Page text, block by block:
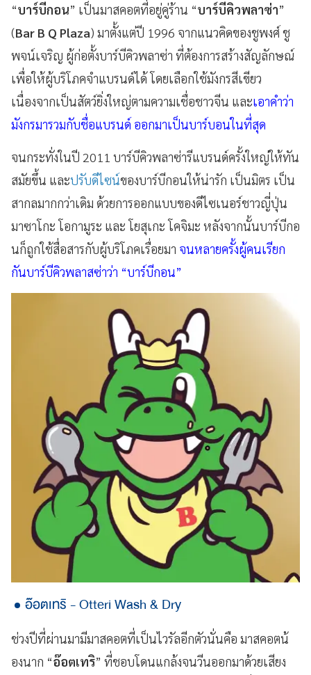
“บาร์บีกอน” เป็นมาสคอตที่อยู่คู่ร้าน “บาร์บีคิวพลาซ่า”
(Bar B Q Plaza) มาตั้งแต่ปี 1996 จากแนวคิดของชูพงศ์ ชู
พจน์เจริญ ผู้ก่อตั้งบาร์บีคิวพลาซ่า ที่ต้องการสร้างสัญลักษณ์
เพื่อให้ผู้บริโภคจำแบรนด์ได้ โดยเลือกใช้มังกรสีเขียว
เนื่องจากเป็นสัตว์ยิ่งใหญ่ตามความเชื่อชาวจีน และเอาคำว่า
มังกรมารวมกับชื่อแบรนด์ ออกมาเป็นบาร์บอนในที่สุด
จนกระทั่งในปี 2011 บาร์บีคิวพลาซ่ารีแบรนด์ครั้งใหญ่ให้ทัน
สมัยขึ้น และปรับดีไซน์ของบาร์บีกอนให้น่ารัก เป็นมิตร เป็น
สากลมากกว่าเดิม ด้วยการออกแบบของดีไซเนอร์ชาวญี่ปุ่น
มาซาโกะ โอกามูระ และ โยสุเกะ โคจิมะ หลังจากนั้นบาร์บีกอ
นก็ถูกใช้สื่อสารกับผู้บริโภคเรื่อยมา จนหลายครั้งผู้คนเรียก
กันบาร์บีคิวพลาสซ่าว่า “บาร์บีกอน”
อ๊อตเทริ - Otteri Wash & Dry
ช่วงปีที่ผ่านมามีมาสคอตที่เป็นไวรัลอีกตัวนั่นคือ มาสคอตน้
องนาก “อ๊อตเทริ” ที่ชอบโดนแกล้งจนวีนออกมาด้วยเสียง